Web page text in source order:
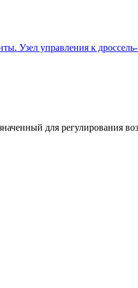
Узел управления к
для регулирования